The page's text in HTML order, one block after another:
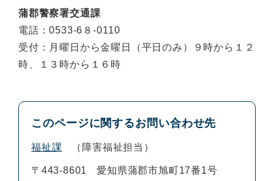
蒲郡警察署交通課
電話：0533-6８-0110
受付：月曜日から金曜日（平日のみ）９時から１２
時、１３時から１６時
このページに関するお問い合わせ先
福祉課 障害福祉担当
〒443-8601
愛知県蒲郡市旭町17番1号